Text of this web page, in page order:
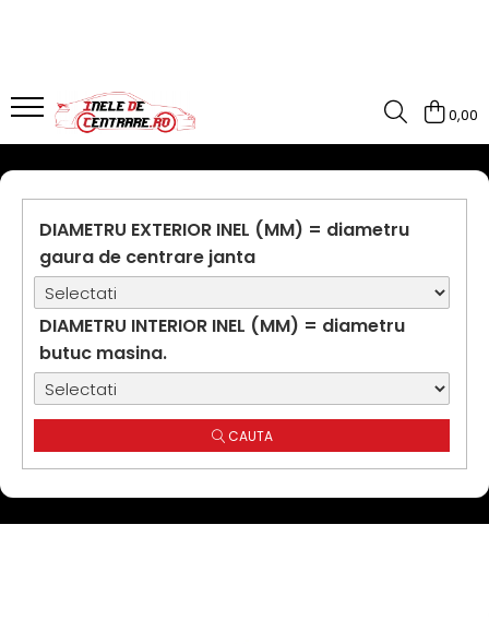
0,00
DIAMETRU EXTERIOR INEL (MM) = diametru
gaura de centrare janta
DIAMETRU INTERIOR INEL (MM) = diametru
butuc masina.
CAUTA